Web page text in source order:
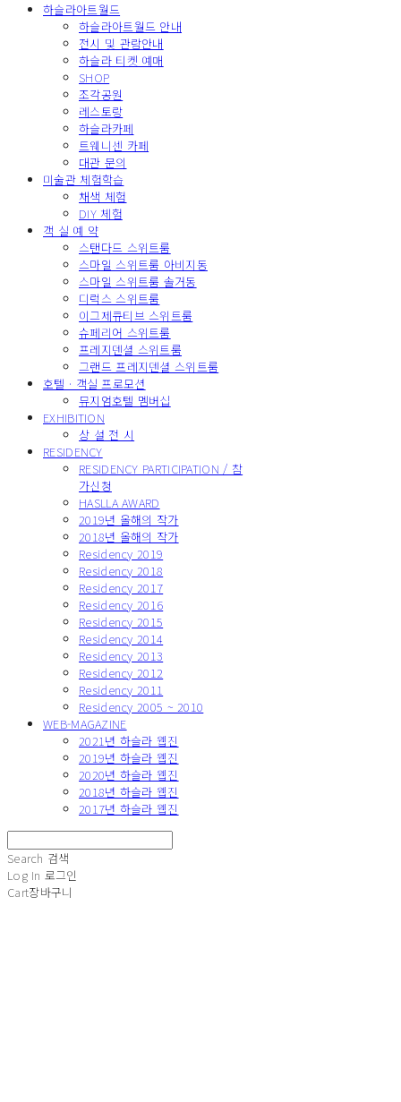
하슬라아트월드
하슬라아트월드 안내
전시 및 관람안내
하슬라 티켓 예매
SHOP
조각공원
레스토랑
하슬라카페
트웨니센 카페
대관 문의
미술관 체험학습
채색 체험
DIY 체험
객 실 예 약
스탠다드 스위트룸
스마일 스위트룸 아비지동
스마일 스위트룸 솔거동
디럭스 스위트룸
이그제큐티브 스위트룸
슈페리어 스위트룸
프레지덴셜 스위트룸
그랜드 프레지덴셜 스위트룸
호텔 · 객실 프로모션
뮤지엄호텔 멤버십
EXHIBITION
상 설 전 시
RESIDENCY
RESIDENCY PARTICIPATION / 참
가신청
HASLLA AWARD
2019년 올해의 작가
2018년 올해의 작가
Residency 2019
Residency 2018
Residency 2017
Residency 2016
Residency 2015
Residency 2014
Residency 2013
Residency 2012
Residency 2011
Residency 2005 ~ 2010
WEB-MAGAZINE
2021년 하슬라 웹진
2019년 하슬라 웹진
2020년 하슬라 웹진
2018년 하슬라 웹진
2017년 하슬라 웹진
Search 검색
Log In 로그인
Cart장바구니